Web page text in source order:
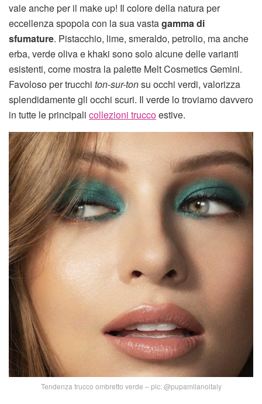
vale anche per il make up! Il colore della natura per
eccellenza spopola con la sua vastagamma di
sfumature. Pistacchio, lime, smeraldo, petrolio, ma anche
erba, verde oliva e khaki sono solo alcune delle varianti
esistenti, come mostra la palette Melt Cosmetics Gemini.
Favoloso per trucchi ton-sur-tonsu occhi verdi, valorizza
splendidamente gli occhi scuri. Il verde lo troviamo davvero
in tutte le principali collezioni truccoestive.
Tendenza trucco ombretto verde – pic: @pupamilanoitaly